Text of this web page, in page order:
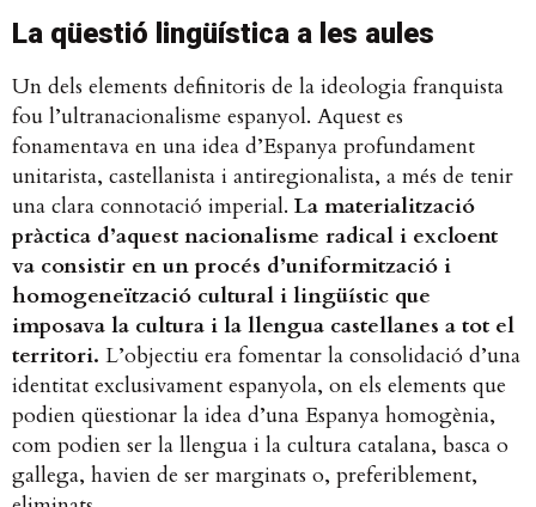
La qüestió lingüística a les aules
Un dels elements definitoris de la ideologia franquista
fou l’ultranacionalisme espanyol. Aquest es
fonamentava en una idea d’Espanya profundament
unitarista, castellanista i antiregionalista, a més de tenir
una clara connotació imperial. La materialització
pràctica d’aquest nacionalisme radical i excloent
va consistir en un procés d’uniformització i
homogeneïtzació cultural i lingüístic que
imposava la cultura i la llengua castellanes a tot el
territori. L’objectiu era fomentar la consolidació d’una
identitat exclusivament espanyola, on els elements que
podien qüestionar la idea d’una Espanya homogènia,
com podien ser la llengua i la cultura catalana, basca o
gallega, havien de ser marginats o, preferiblement,